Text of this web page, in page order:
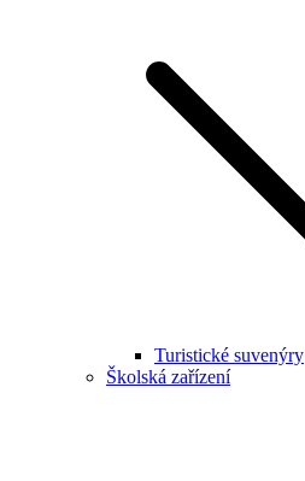
Turistické suvenýry
Školská zařízení